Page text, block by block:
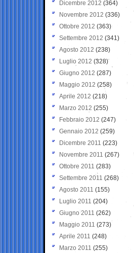
Dicembre 2012 (364)
Novembre 2012 (336)
Ottobre 2012 (363)
Settembre 2012 (341)
Agosto 2012 (238)
Luglio 2012 (328)
Giugno 2012 (287)
Maggio 2012 (258)
Aprile 2012 (218)
Marzo 2012 (255)
Febbraio 2012 (247)
Gennaio 2012 (259)
Dicembre 2011 (223)
Novembre 2011 (267)
Ottobre 2011 (283)
Settembre 2011 (268)
Agosto 2011 (155)
Luglio 2011 (204)
Giugno 2011 (262)
Maggio 2011 (273)
Aprile 2011 (248)
Marzo 2011 (255)